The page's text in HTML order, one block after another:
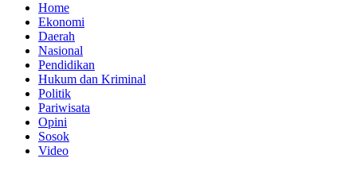
Home
Ekonomi
Daerah
Nasional
Pendidikan
Hukum dan Kriminal
Politik
Pariwisata
Opini
Sosok
Video